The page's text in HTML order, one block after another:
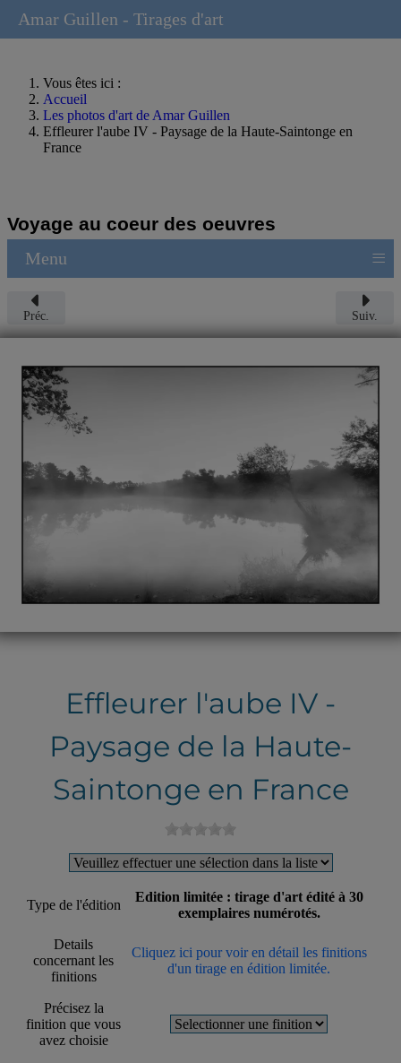
Vous êtes ici :
Accueil
Les photos d'art de Amar Guillen
Effleurer l'aube IV - Paysage de la Haute-Saintonge en
France
Voyage au coeur des oeuvres
Menu ≡
Préc. Suiv.
Effleurer l'aube IV -
Paysage de la Haute-
Saintonge en France
Type de l'édition
Edition limitée : tirage d'art édité à 30
exemplaires numérotés.
Details
concernant les
finitions
Cliquez ici pour voir en détail les finitions
d'un tirage en édition limitée.
Précisez la
finition que vous
avez choisie
Amar Guillen - Tirages d'art